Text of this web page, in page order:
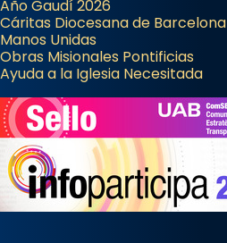
Año Gaudí 2026
Cáritas Diocesana de Barcelona
Manos Unidas
Obras Misionales Pontificias
Ayuda a la Iglesia Necesitada